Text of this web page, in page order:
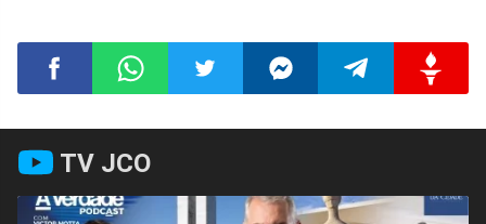
Compartilhar
no
no
no
no
no
no
TV JCO